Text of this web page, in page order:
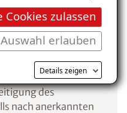
Cookies zulassen
Auswahl erlauben
Details zeigen
Überblick
des
nach anerkannten
anfordern
des kostenfreien
unserem Newsletter.